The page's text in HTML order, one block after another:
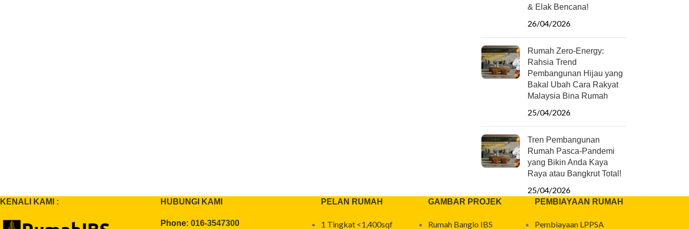
& Elak Bencana!
26/04/2026
Rumah Zero-Energy:
Rahsia Trend
Pembangunan Hijau yang
Bakal Ubah Cara Rakyat
Malaysia Bina Rumah
25/04/2026
Tren Pembangunan
Rumah Pasca-Pandemi
yang Bikin Anda Kaya
Raya atau Bangkrut Total!
25/04/2026
KENALI KAMI : HUBUNGI KAMI
Phone: 016-3547300
PELAN RUMAH
1 Tingkat <1,400sqf
GAMBAR PROJEK
Rumah Banglo IBS
PEMBIAYAAN RUMAH
Pembiayaan LPPSA